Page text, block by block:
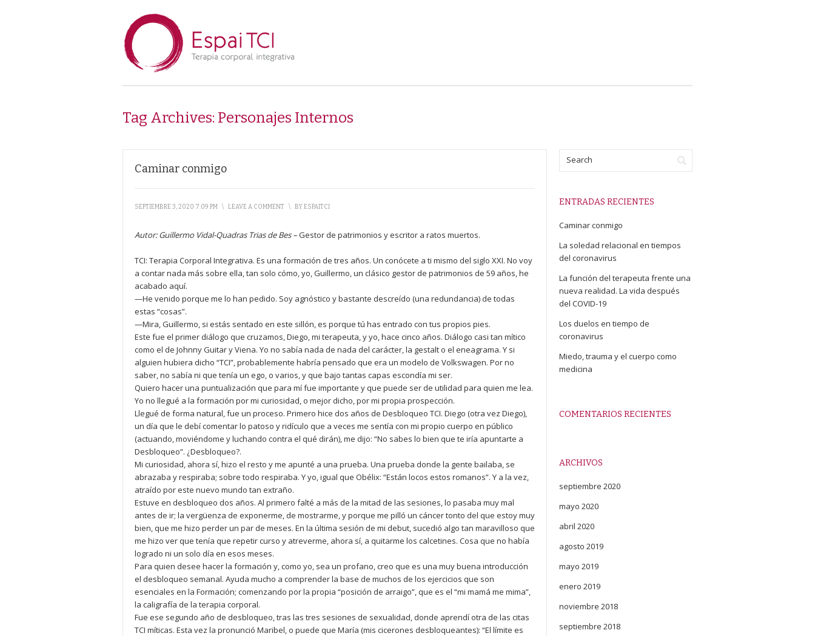
Tag Archives: Personajes Internos
Caminar conmigo
SEPTIEMBRE 3, 2020 7:09 PM \ LEAVE A COMMENT \ BYESPAITCI
Autor: Guillermo Vidal-Quadras Trias de Bes –Gestor de patrimonios y escritor a ratos muertos.
TCI: Terapia Corporal Integrativa. Es una formación de tres años. Un conócete a ti mismo del siglo XXI. No voy
a contar nada más sobre ella, tan solo cómo, yo, Guillermo, un clásico gestor de patrimonios de 59 años, he
acabado aquí.
—He venido porque me lo han pedido. Soy agnóstico y bastante descreído (una redundancia) de todas
estas “cosas”.
—Mira, Guillermo, si estás sentado en este sillón, es porque tú has entrado con tus propios pies.
Este fue el primer diálogo que cruzamos, Diego, mi terapeuta, y yo, hace cinco años. Diálogo casi tan mítico
como el de Johnny Guitar y Viena. Yo no sabía nada de nada del carácter, la gestalt o el eneagrama. Y si
alguien hubiera dicho “TCI”, probablemente habría pensado que era un modelo de Volkswagen. Por no
saber, no sabía ni que tenía un ego, o varios, y que bajo tantas capas escondía mi ser.
Quiero hacer una puntualización que para mí fue importante y que puede ser de utilidad para quien me lea.
Yo no llegué a la formación por mi curiosidad, o mejor dicho, por mi propia prospección.
Llegué de forma natural, fue un proceso. Primero hice dos años de Desbloqueo TCI. Diego (otra vez Diego),
un día que le debí comentar lo patoso y ridículo que a veces me sentía con mi propio cuerpo en público
(actuando, moviéndome y luchando contra el qué dirán), me dijo: “No sabes lo bien que te iría apuntarte a
Desbloqueo”. ¿Desbloqueo?.
Mi curiosidad, ahora sí, hizo el resto y me apunté a una prueba. Una prueba donde la gente bailaba, se
abrazaba y respiraba; sobre todo respiraba. Y yo, igual que Obélix: “Están locos estos romanos”. Y a la vez,
atraído por este nuevo mundo tan extraño.
Estuve en desbloqueo dos años. Al primero falté a más de la mitad de las sesiones, lo pasaba muy mal
antes de ir; la vergüenza de exponerme, de mostrarme, y porque me pilló un cáncer tonto del que estoy muy
bien, que me hizo perder un par de meses. En la última sesión de mi debut, sucedió algo tan maravilloso que
me hizo ver que tenía que repetir curso y atreverme, ahora sí, a quitarme los calcetines. Cosa que no había
logrado ni un solo día en esos meses.
Para quien desee hacer la formación y, como yo, sea un profano, creo que es una muy buena introducción
el desbloqueo semanal. Ayuda mucho a comprender la base de muchos de los ejercicios que son
esenciales en la Formación; comenzando por la propia “posición de arraigo”, que es el “mi mamá me mima”,
la caligrafía de la terapia corporal.
Fue ese segundo año de desbloqueo, tras las tres sesiones de sexualidad, donde aprendí otra de las citas
TCI míticas. Esta vez la pronunció Maribel, o puede que María (mis cicerones desbloqueantes): “El límite es
ENTRADAS RECIENTES
Caminar conmigo
La soledad relacional en tiempos
del coronavirus
La función del terapeuta frente una
nueva realidad. La vida después
del COVID-19
Los duelos en tiempo de
coronavirus
Miedo, trauma y el cuerpo como
medicina
COMENTARIOS RECIENTES
ARCHIVOS
septiembre 2020
mayo 2020
abril 2020
agosto 2019
mayo 2019
enero 2019
noviembre 2018
septiembre 2018